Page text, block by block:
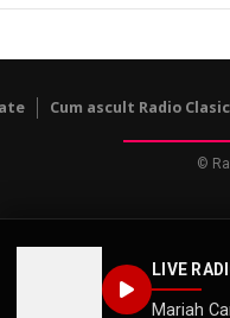
LIVE
Mariah
Cum ascult Radio
©